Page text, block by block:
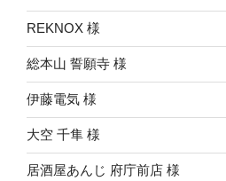
シ
ョ
ン
REKNOX 様
総本山 誓願寺 様
伊藤電気 様
大空 千隼 様
居酒屋あんじ 府庁前店 様